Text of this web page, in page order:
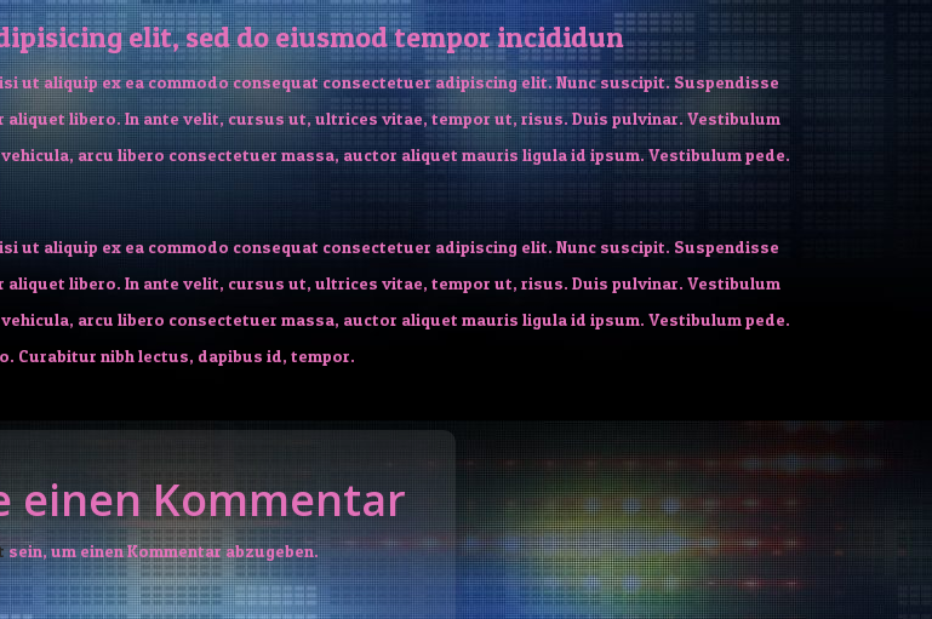
elit, sed do eiusmod tempor incididun
ut aliquip ex ea commodo consequat consectetuer adipiscing elit. Nunc suscipit. Suspendisse
aliquet libero. In ante velit, cursus ut, ultrices vitae, tempor ut, risus. Duis pulvinar. Vestibulum
arcu libero consectetuer massa, auctor aliquet mauris ligula id ipsum. Vestibulum pede.
ut aliquip ex ea commodo consequat consectetuer adipiscing elit. Nunc suscipit. Suspendisse
aliquet libero. In ante velit, cursus ut, ultrices vitae, tempor ut, risus. Duis pulvinar. Vestibulum
arcu libero consectetuer massa, auctor aliquet mauris ligula id ipsum. Vestibulum pede.
Curabitur nibh lectus, dapibus id, tempor.
einen Kommentar
sein, um einen Kommentar abzugeben.